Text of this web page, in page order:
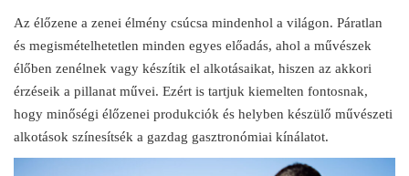
Az élőzene a zenei élmény csúcsa mindenhol a világon. Páratlan
és megismételhetetlen minden egyes előadás, ahol a művészek
élőben zenélnek vagy készítik el alkotásaikat, hiszen az akkori
érzéseik a pillanat művei. Ezért is tartjuk kiemelten fontosnak,
hogy minőségi élőzenei produkciók és helyben készülő művészeti
alkotások színesítsék a gazdag gasztronómiai kínálatot.